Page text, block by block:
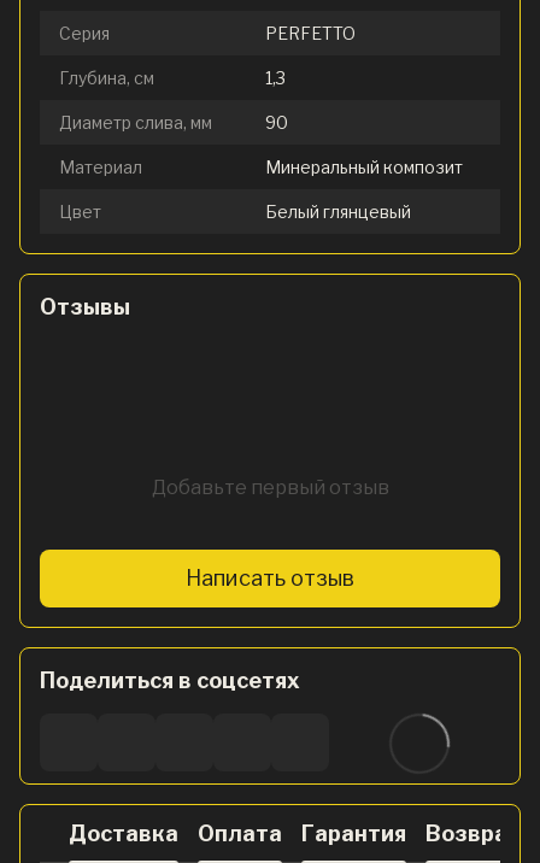
Серия PERFETTO
Глубина, см 1,3
Диаметр слива, мм 90
Материал Минеральный композит
Цвет Белый глянцевый
Отзывы
Добавьте первый отзыв
Написать отзыв
Поделиться в соцсетях
Доставка Оплата Гарантия Возврат